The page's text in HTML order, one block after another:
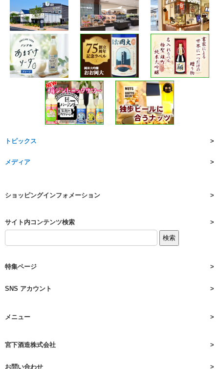
トピックス
メディア
ショッピングインフォメーション
サイト内コンテンツ検索
特集ページ
SNS アカウント
メニュー
宮下酒造株式会社
お問い合わせ